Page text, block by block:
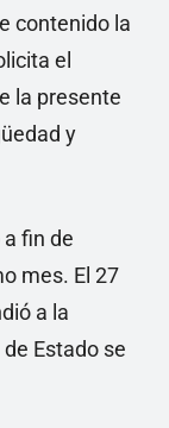
contenido la
el
la presente
y
fin de
mes. El 27
a la
Estado se